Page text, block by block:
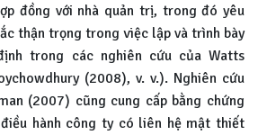
đồng với nhà quản trị, trong đó yêu
thận trọng trong việc lập và trình bày
trong các nghiên cứu của Watts
(2008), v. v.). Nghiên cứu
(2007) cũng cung cấp bằng chứng
hành công ty có liên hệ mật thiết